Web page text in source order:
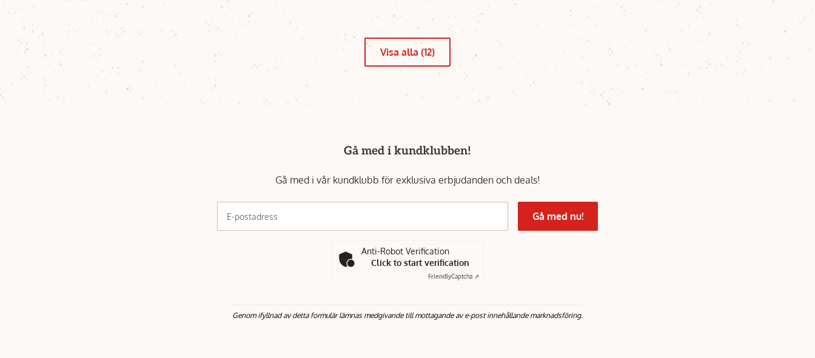
Visa alla (12)
Gå med i kundklubben!
Gå med i vår kundklubb för exklusiva erbjudanden och deals!
E-postadress Gå med nu!
Anti-Robot Verification
Click to start verification
FriendlyCaptcha ⇗
Genom ifyllnad av detta formulär lämnas medgivande till mottagande av e-post innehållande marknadsföring.